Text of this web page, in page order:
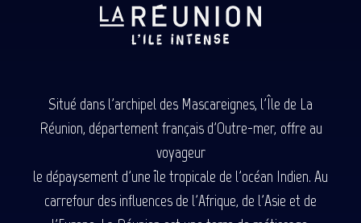
Situé dans l'archipel des Mascareignes, l'Île de La
Réunion, département français d'Outre-mer, offre au
voyageur
le dépaysement d'une île tropicale de l'océan Indien. Au
carrefour des influences de l'Afrique, de l'Asie et de